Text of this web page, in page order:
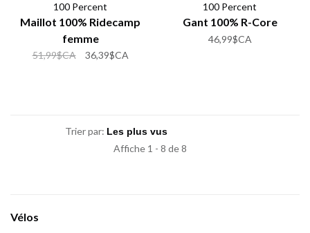
100 Percent
Maillot 100% Ridecamp
femme
51,99$CA 36,39$CA
100 Percent
Gant 100% R-Core
46,99$CA
Trier par:
Affiche 1 - 8 de 8
Vélos